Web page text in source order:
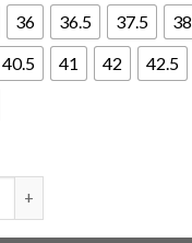
36 36.5 37.5 38
40.5 41 42 42.5